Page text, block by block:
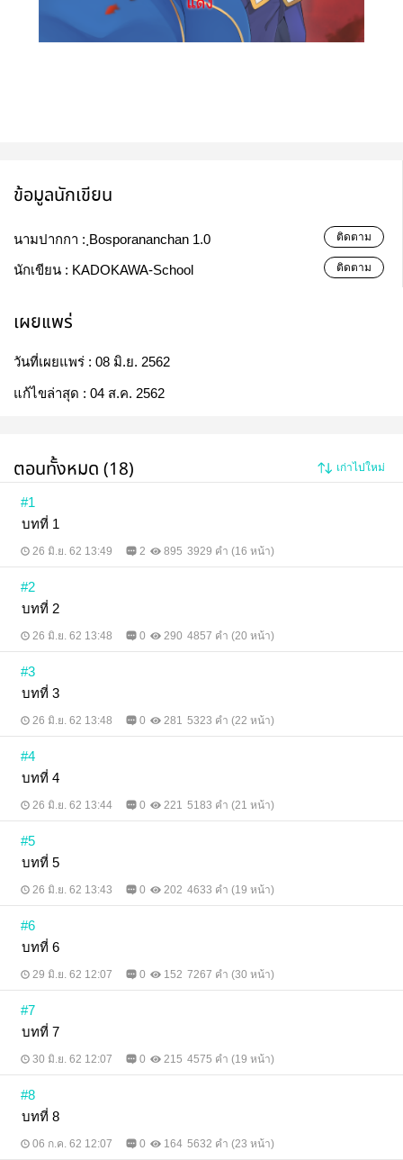
ข้อมูลนักเขียน
นามปากกา : ฺBosporananchan 1.0 ติดตาม
นักเขียน : KADOKAWA-School ติดตาม
เผยแพร่
วันที่เผยแพร่ : 08 มิ.ย. 2562
แก้ไขล่าสุด : 04 ส.ค. 2562
ตอนทั้งหมด (18) เก่าไปใหม่
#1
บทที่ 1
26 มิ.ย. 62 13:49 2 895 3929 คำ (16 หน้า)
#2
บทที่ 2
26 มิ.ย. 62 13:48 0 290 4857 คำ (20 หน้า)
#3
บทที่ 3
26 มิ.ย. 62 13:48 0 281 5323 คำ (22 หน้า)
#4
บทที่ 4
26 มิ.ย. 62 13:44 0 221 5183 คำ (21 หน้า)
#5
บทที่ 5
26 มิ.ย. 62 13:43 0 202 4633 คำ (19 หน้า)
#6
บทที่ 6
29 มิ.ย. 62 12:07 0 152 7267 คำ (30 หน้า)
#7
บทที่ 7
30 มิ.ย. 62 12:07 0 215 4575 คำ (19 หน้า)
#8
บทที่ 8
06 ก.ค. 62 12:07 0 164 5632 คำ (23 หน้า)